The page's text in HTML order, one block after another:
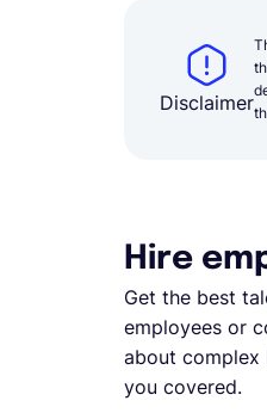
Disclaimer
Hire
Get the best
employees or
about complex
you covered.